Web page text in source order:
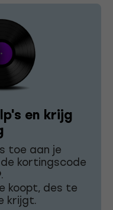
en krijg
toe aan je
kortingscode
.
koopt, des te
krijgt.